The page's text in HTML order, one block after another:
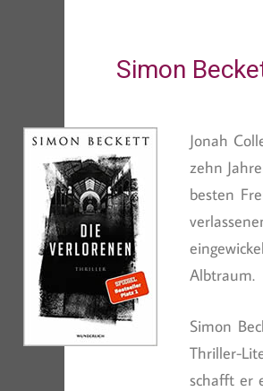
Simon
Jonah
zehn
besten
Albtraum.
Simon
Thriller-
schafft er